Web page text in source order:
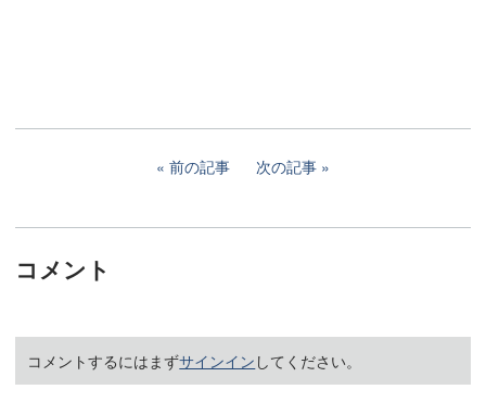
前の記事 次の記事
コメント
コメントするにはまずサインイン してください。